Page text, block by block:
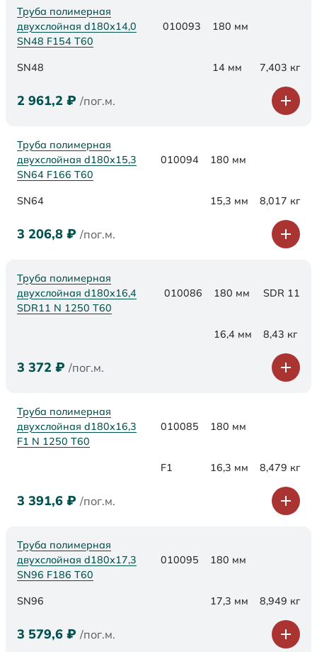
Труба полимерная
двухслойная d180х14,0
SN48 F154 Т60
010093 180 мм
SN48 14 мм 7,403 кг
2 961,2 ₽ /пог.м.
Труба полимерная
двухслойная d180х15,3
SN64 F166 Т60
010094 180 мм
SN64 15,3 мм 8,017 кг
3 206,8 ₽ /пог.м.
Труба полимерная
двухслойная d180x16,4
SDR11 N 1250 Т60
010086 180 мм SDR 11
16,4 мм 8,43 кг
3 372 ₽ /пог.м.
Труба полимерная
двухслойная d180x16,3
F1 N 1250 Т60
010085 180 мм
F1 16,3 мм 8,479 кг
3 391,6 ₽ /пог.м.
Труба полимерная
двухслойная d180х17,3
SN96 F186 Т60
010095 180 мм
SN96 17,3 мм 8,949 кг
3 579,6 ₽ /пог.м.